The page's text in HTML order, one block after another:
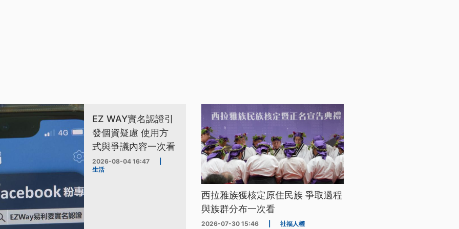
EZ WAY實名認證引
發個資疑慮 使用方
式與爭議內容一次看
2026-08-04 16:47
生活
西拉雅族獲核定原住民族 爭取過程
與族群分布一次看
2026-07-30 15:46 社福人權